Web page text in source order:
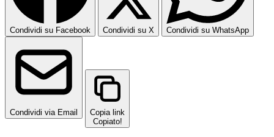
Condividi su Facebook Condividi su X Condividi su WhatsApp
Condividi via Email
Copia link
Copiato!